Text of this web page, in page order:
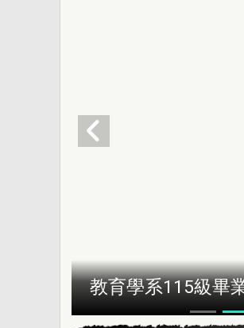
恭賀本系所友黃昆